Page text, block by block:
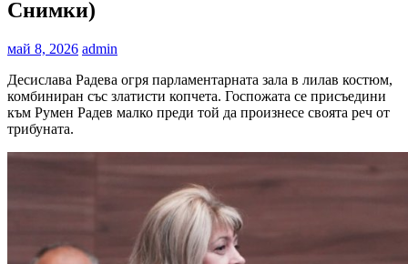
Снимки)
май 8, 2026 admin
Десислава Радева огря парламентарната зала в лилав костюм,
комбиниран със златисти копчета. Госпожата се присъедини
към Румен Радев малко преди той да произнесе своята реч от
трибуната.